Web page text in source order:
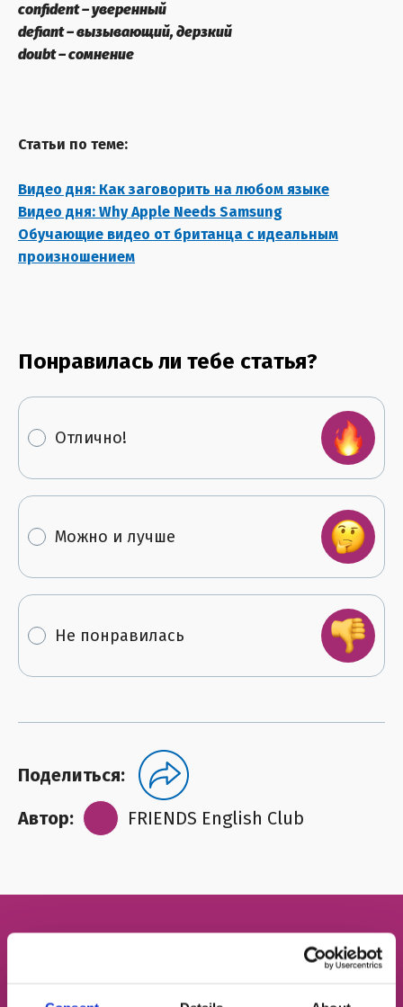
confident – уверенный
defiant – вызывающий, дерзкий
doubt – сомнение
Статьи по теме:
Видео дня: Как заговорить на любом языке
Видео дня: Why Apple Needs Samsung
Обучающие видео от британца с идеальным
произношением
Понравилась ли тебе статья?
Отлично!
Можно и лучше
Не понравилась
Поделиться:
Автор:
FRIENDS English Club